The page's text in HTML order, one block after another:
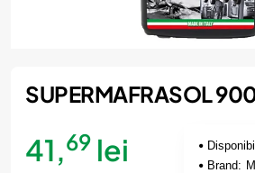
In Stoc
SUPERMAFRASOL
41,69 lei
Brand: